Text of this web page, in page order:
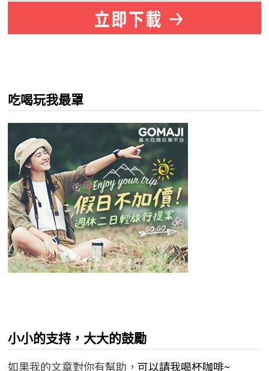
吃喝玩我最罩
小小的支持，大大的鼓勵
如果我的文章對你有幫助， 可以請我喝杯咖啡~